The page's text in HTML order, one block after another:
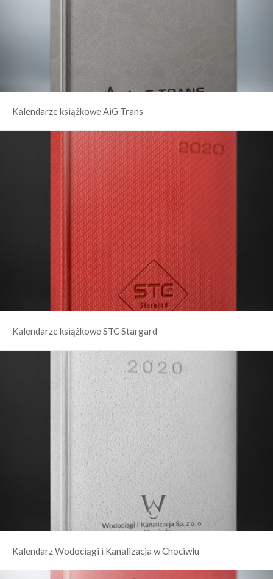
Kalendarze książkowe AiG Trans
Kalendarze książkowe STC Stargard
Kalendarz Wodociągi i Kanalizacja w Chociwlu